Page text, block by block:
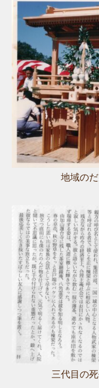
地域の
三代目の